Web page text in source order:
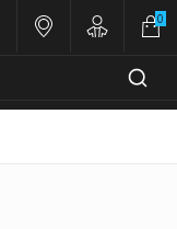
Nos magasins
Customer
0